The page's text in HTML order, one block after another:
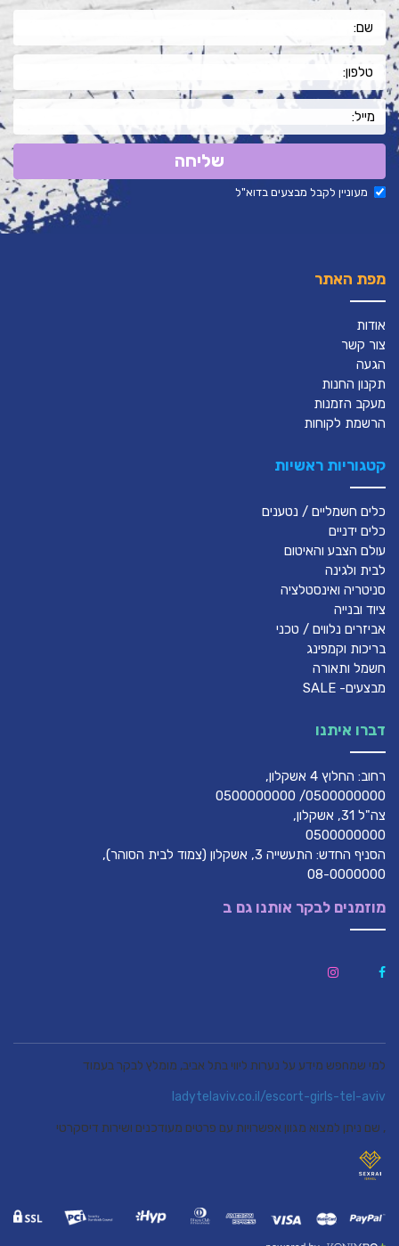
שליחה
מעוניין לקבל מבצעים בדוא"ל
מפת האתר
אודות
צור קשר
הגעה
תקנון החנות
מעקב הזמנות
הרשמת לקוחות
קטגוריות ראשיות
כלים חשמליים / נטענים
כלים ידניים
עולם הצבע והאיטום
לבית ולגינה
סניטריה ואינסטלציה
ציוד ובנייה
אביזרים נלווים / טכני
בריכות וקמפינג
חשמל ותאורה
מבצעים- SALE
דברו איתנו
רחוב: החלוץ 4 אשקלון,
0500000000/ 0500000000
צה"ל 31, אשקלון,
0500000000
הסניף החדש: התעשייה 3, אשקלון (צמוד לבית הסוהר),
08-0000000
מוזמנים לבקר אותנו גם ב
למי שמחפש מידע על נערות ליווי בתל אביב, מומלץ לבקר בעמוד
ladytelaviv.co.il/escort-girls-tel-aviv
, שם ניתן למצוא מגוון אפשרויות עם פרטים מעודכנים ושירות דיסקרטי